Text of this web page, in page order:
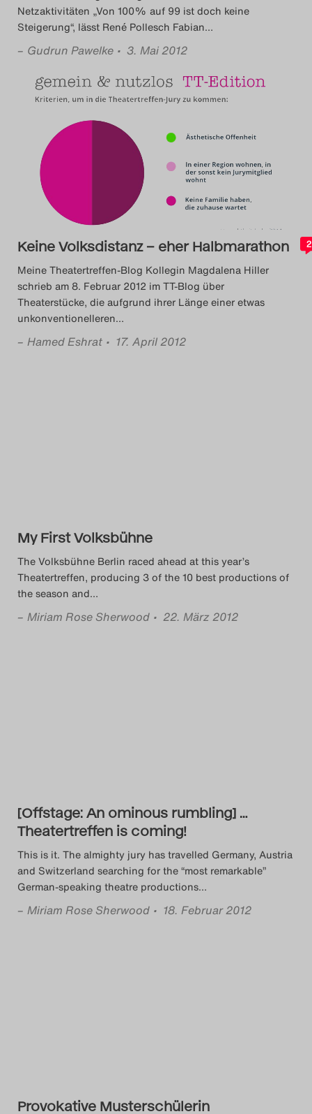
Netzaktivitäten „Von 100% auf 99 ist doch keine
Steigerung“, lässt René Pollesch Fabian…
– Gudrun Pawelke • 3. Mai 2012
Keine Volksdistanz – eher Halbmarathon 2
Meine Theatertreffen-Blog Kollegin Magdalena Hiller
schrieb am 8. Februar 2012 im TT-Blog über
Theaterstücke, die aufgrund ihrer Länge einer etwas
unkonventionelleren…
– Hamed Eshrat • 17. April 2012
My First Volksbühne
The Volksbühne Berlin raced ahead at this year’s
Theatertreffen, producing 3 of the 10 best productions of
the season and…
– Miriam Rose Sherwood • 22. März 2012
[Offstage: An ominous rumbling] …
Theatertreffen is coming!
This is it. The almighty jury has travelled Germany, Austria
and Switzerland searching for the “most remarkable”
German-speaking theatre productions…
– Miriam Rose Sherwood • 18. Februar 2012
Provokative Musterschülerin